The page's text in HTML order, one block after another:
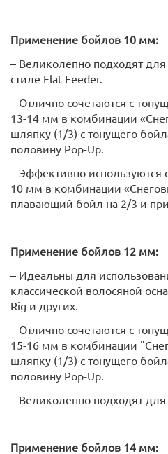
Применение бойлов 10 мм:
– Великолепно подходят
стиле Flat Feeder.
– Отлично сочетаются с
13-14 мм в комбинации
шляпку (1/3) с тонущего
половину Pop-Up.
– Эффективно используются
10 мм в комбинации
плавающий бойл на 2/3 и
Применение бойлов 12 мм:
– Идеальны для
классической волосяной
Rig и других.
– Отлично сочетаются с
15-16 мм в комбинации
шляпку (1/3) с тонущего
половину Pop-Up.
– Великолепно подходят
Применение бойлов 14 мм: